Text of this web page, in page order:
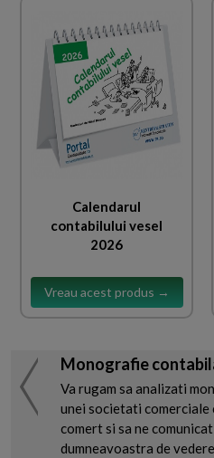
Calendarul
contabilului vesel
2026
Vreau acest produs →
Monografie
Va rugam sa analizati
unei societati
comert si sa ne
dumneavoastra de